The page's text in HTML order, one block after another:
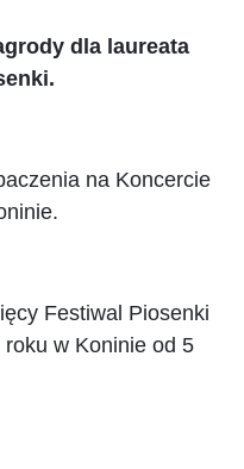
dla laureata
na Koncercie
Festiwal Piosenki
w Koninie od 5